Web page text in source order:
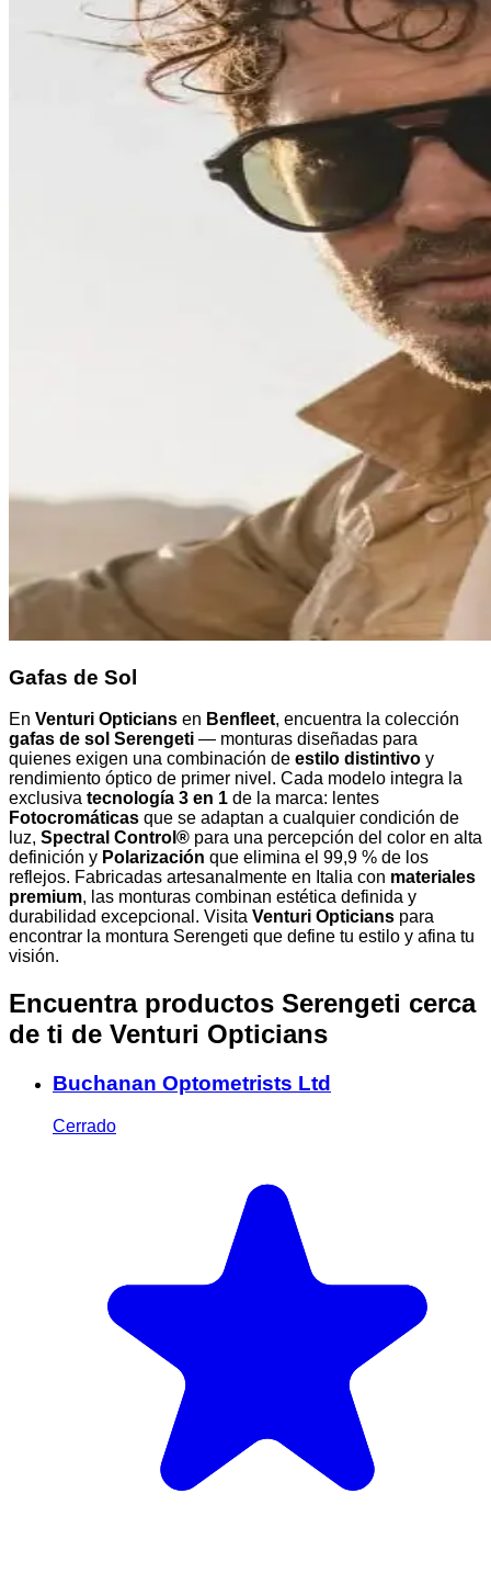
Gafas de Sol
En Venturi Opticians en Benfleet, encuentra la colección
gafas de sol Serengeti — monturas diseñadas para
quienes exigen una combinación de estilo distintivo y
rendimiento óptico de primer nivel. Cada modelo integra la
exclusiva tecnología 3 en 1 de la marca: lentes
Fotocromáticas que se adaptan a cualquier condición de
luz, Spectral Control® para una percepción del color en alta
definición y Polarización que elimina el 99,9 % de los
reflejos. Fabricadas artesanalmente en Italia con materiales
premium, las monturas combinan estética definida y
durabilidad excepcional. Visita Venturi Opticians para
encontrar la montura Serengeti que define tu estilo y afina tu
visión.
Encuentra productos Serengeti cerca
de ti de Venturi Opticians
Buchanan Optometrists Ltd
Cerrado